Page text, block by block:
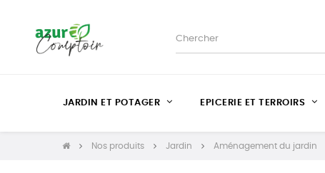
JARDIN ET POTAGER EPICERIE ET TERROIRS
Nos produits Jardin Aménagement du jardin